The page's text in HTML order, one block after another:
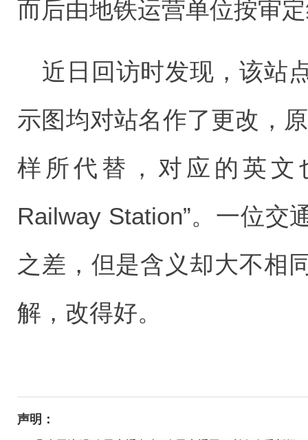
而后由地铁运营单位按审
近日回访时发现，该站
示图均对站名作了更改，
样所代替，对应的英文
Railway Station”。一位交
之差，但是含义却大不相
解，改得好。
声明：